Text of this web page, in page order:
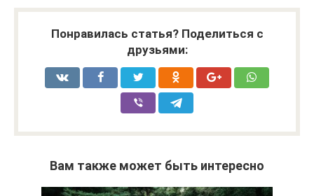
Понравилась статья? Поделиться с
друзьями:
Вам также может быть интересно